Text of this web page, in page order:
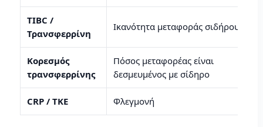
TIBC /
Τρανσφερρίνη
Ικανότητα μεταφοράς σιδήρου
Κορεσμός
τρανσφερρίνης
Πόσος μεταφορέας είναι
δεσμευμένος με σίδηρο
CRP / ΤΚΕ Φλεγμονή